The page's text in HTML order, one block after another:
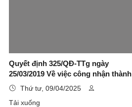
Quyết định 325/QĐ-TTg ngày
25/03/2019 Về việc công nhận thành
phố Lạng Sơn là đô thị loại II trực
thuộc tỉnh Lạng Sơn
Thứ tư, 09/04/2025
Tải xuống